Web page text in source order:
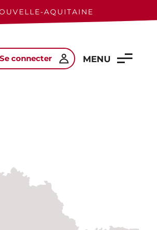
AQUITAINE
Se connecter MENU